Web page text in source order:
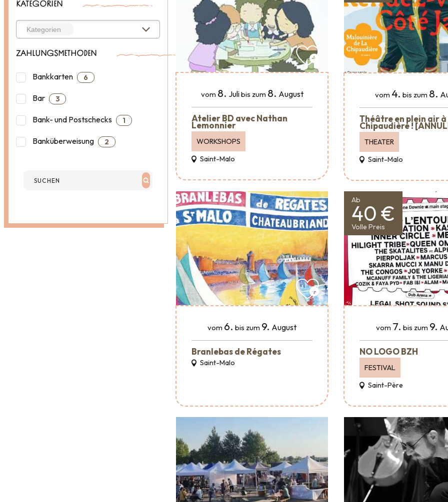
KATEGORIEN
ZAHLUNGSMETHODEN
Bankkarten 6
Bar 3
Bank- und Postschecks 1
Banküberweisung 2
vom 8. Julibis zum 8. August
Atelier BD avec Nathan
Lemonnier
WORKSHOPS
Saint-Malo
vom 4. bis zum 8.
Théâtre en plein air à
Chipaudière !
THEATER
Saint-Malo
vom 6. bis zum 9. August
Branlebas de Régates
Saint-Malo
Ab
40 €
Volle Preis
vom 7. bis zum 9.
NO LOGO BZH
FESTIVAL
Saint-Père